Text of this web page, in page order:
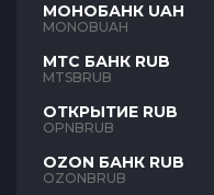
МОНОБАНК UAH
MONOBUAH
МТС БАНК RUB
MTSBRUB
ОТКРЫТИЕ RUB
OPNBRUB
OZON БАНК RUB
OZONBRUB